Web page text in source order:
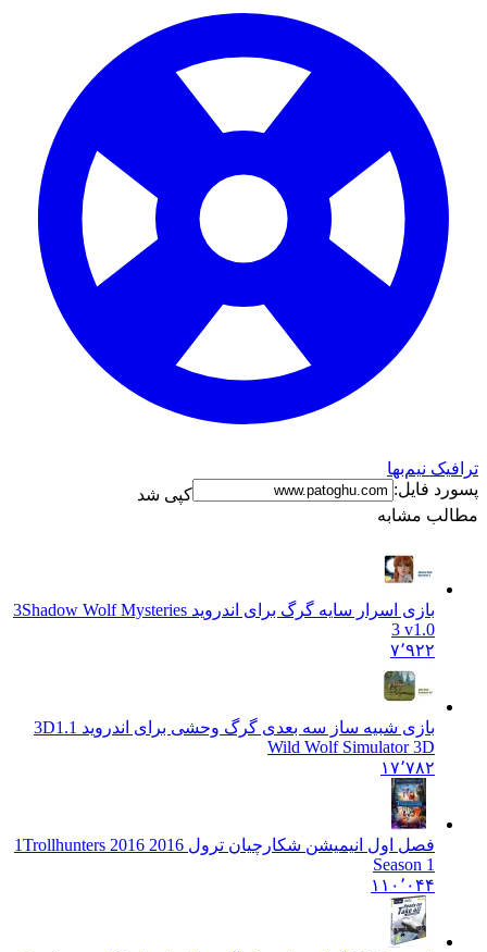
ترافیک نیم‌بها
پسورد فایل:
کپی شد
مطالب مشابه
بازی اسرار سایه گرگ برای اندروید 3 Shadow Wolf Mysteries
3 v1.0
۷٬۹۲۲
بازی شبیه ساز سه بعدی گرگ وحشی برای اندروید 3D 1.1
Wild Wolf Simulator 3D
۱۷٬۷۸۲
فصل اول انیمیشن شکارچیان ترول 2016 1
Trollhunters 2016
Season 1
۱۱۰٬۰۴۴